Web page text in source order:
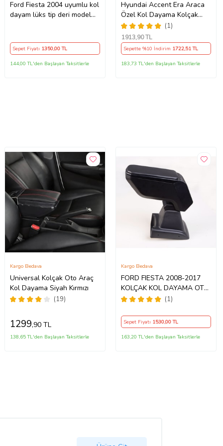
Ford Fiesta 2004 uyumlu kol
dayam lüks tip deri model
Sepet Fiyatı 1350,00 TL
144,00 TL'den Başlayan Taksitlerle
Hyundai Accent Era Araca
Özel Kol Dayama Kolçak
2006-2011 Arası Niken
(Siyah)
(1)
1913,90 TL
Sepette %10 İndirim 1722,51 TL
183,73 TL'den Başlayan Taksitlerle
Universal Kolçak Oto Araç
Kol Dayama Siyah Kırmızı
(19)
Kargo Bedava
1299,90 TL
138,65 TL'den Başlayan Taksitlerle
FORD FIESTA 2008-2017
KOLÇAK KOL DAYAMA OTO
KOLÇAK ARACA ÖZEL
1.KALİTE
(1)
Kargo Bedava
Sepet Fiyatı 1530,00 TL
163,20 TL'den Başlayan Taksitlerle